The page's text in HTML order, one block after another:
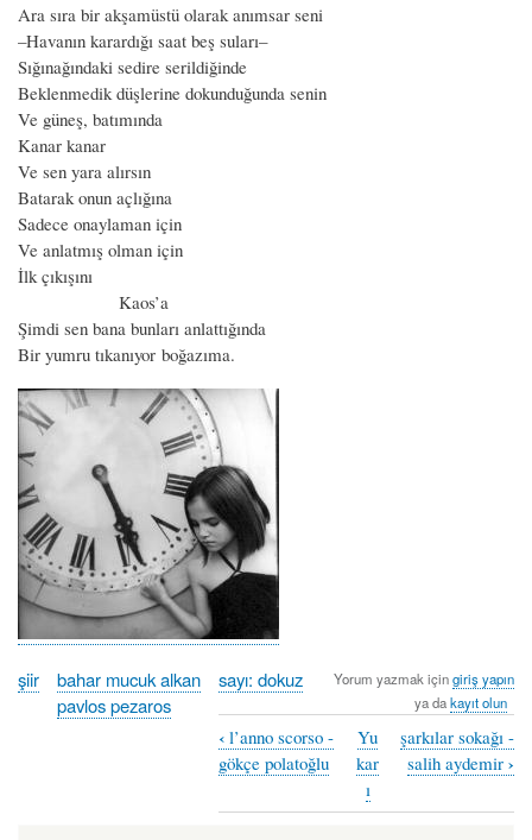
Ara sıra bir akşamüstü olarak anımsar seni
–Havanın karardığı saat beş suları–
Sığınağındaki sedire serildiğinde
Beklenmedik düşlerine dokunduğunda senin
Ve güneş, batımında
Kanar kanar
Ve sen yara alırsın
Batarak onun açlığına
Sadece onaylaman için
Ve anlatmış olman için
İlk çıkışını
Kaos’a
Şimdi sen bana bunları anlattığında
Bir yumru tıkanıyor boğazıma.
şiir
bahar mucuk alkan
pavlos pezaros
sayı: dokuz Yorum yazmak içingiriş yapın
ya dakayıt olun
‹l’anno scorso -
gökçe polatoğlu
Yu
kar
ı
şarkılar sokağı -
salih aydemir ›